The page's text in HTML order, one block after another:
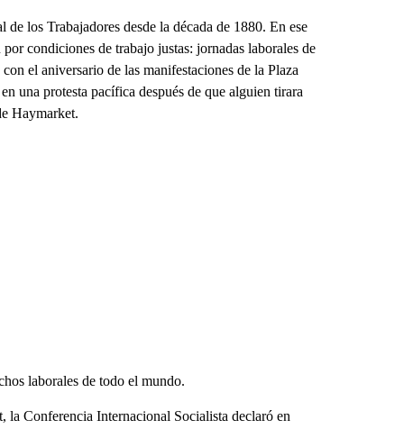
los Trabajadores desde la década de 1880. En ese
condiciones de trabajo justas: jornadas laborales de
el aniversario de las manifestaciones de la Plaza
una protesta pacífica después de que alguien tirara
Haymarket.
laborales de todo el mundo.
la Conferencia Internacional Socialista declaró en